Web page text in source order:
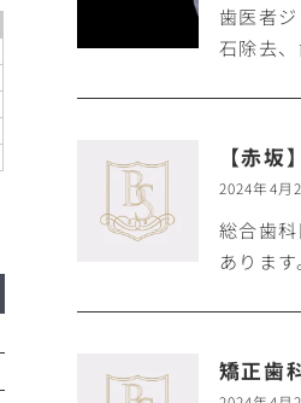
歯医者
石除去
【赤
2024年4月
総合歯
ありま
矯正歯